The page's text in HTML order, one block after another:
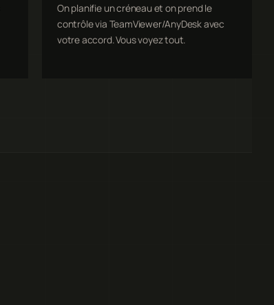
On planifie un créneau et on prend le
contrôle via TeamViewer/AnyDesk avec
votre accord. Vous voyez tout.